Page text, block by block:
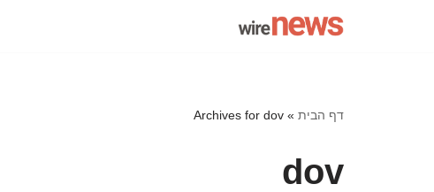
דף הבית »
Archives for dov
dov